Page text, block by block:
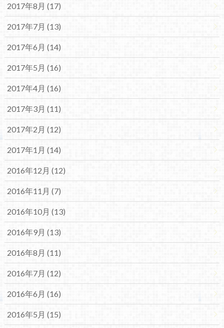
2017年8月 (17)
2017年7月 (13)
2017年6月 (14)
2017年5月 (16)
2017年4月 (16)
2017年3月 (11)
2017年2月 (12)
2017年1月 (14)
2016年12月 (12)
2016年11月 (7)
2016年10月 (13)
2016年9月 (13)
2016年8月 (11)
2016年7月 (12)
2016年6月 (16)
2016年5月 (15)